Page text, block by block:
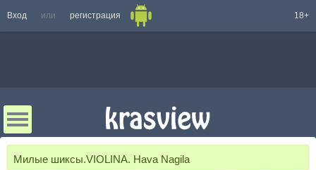
Вход или регистрация 18+
Милые шиксы.VIOLINA. Hava Nagila